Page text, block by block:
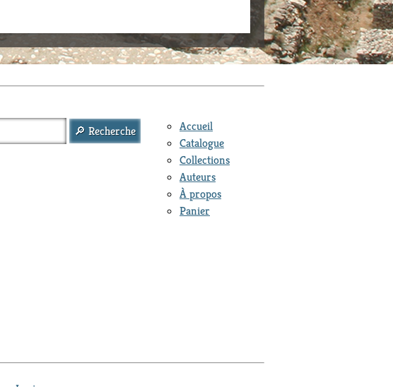
Accueil
Catalogue
Collections
Auteurs
À propos
Panier